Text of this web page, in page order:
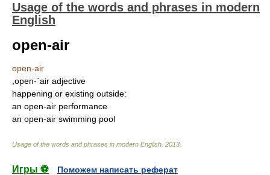
Usage of the words and phrases in modern
English
open-air
open-air
,open-`air adjective
happening or existing outside:
an open-air performance
an open-air swimming pool
Usage of the words and phrases in modern English 2013
Игры ⚽
Поможем написать реферат